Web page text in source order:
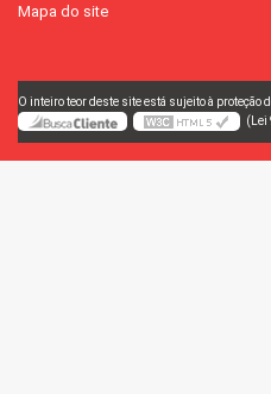
Mapa do site
O inteiro teor deste site está sujeito à proteção
(Lei